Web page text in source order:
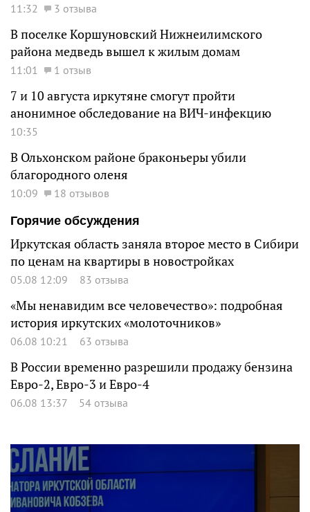
11:32 3 отзыва
В поселке Коршуновский Нижнеилимского
района медведь вышел к жилым домам
11:01 1 отзыв
7 и 10 августа иркутяне смогут пройти
анонимное обследование на ВИЧ-инфекцию
10:35
В Ольхонском районе браконьеры убили
благородного оленя
10:09
18 отзывов
Горячие обсуждения
Иркутская область заняла второе место в Сибири
по ценам на квартиры в новостройках
05.08 12:09 83 отзыва
«Мы ненавидим все человечество»: подробная
история иркутских «молоточников»
06.08 10:21 63 отзыва
В России временно разрешили продажу бензина
Евро-2, Евро-3 и Евро-4
06.08 13:37 54 отзыва